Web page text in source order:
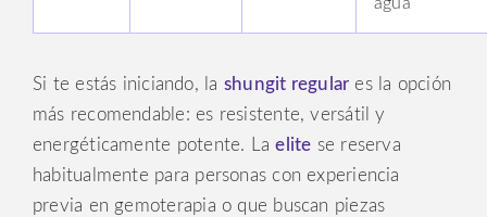
Si te estás iniciando, la shungit regular es la opción
más recomendable: es resistente, versátil y
energéticamente potente. Laelite se reserva
habitualmente para personas con experiencia
previa en gemoterapia o que buscan piezas